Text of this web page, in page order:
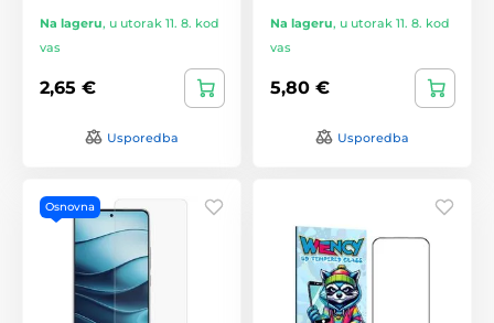
Na lageru, u utorak 11. 8. kod
vas
2,65 €
Usporedba
Na lageru, u utorak 11. 8. kod
vas
5,80 €
Usporedba
Osnovna